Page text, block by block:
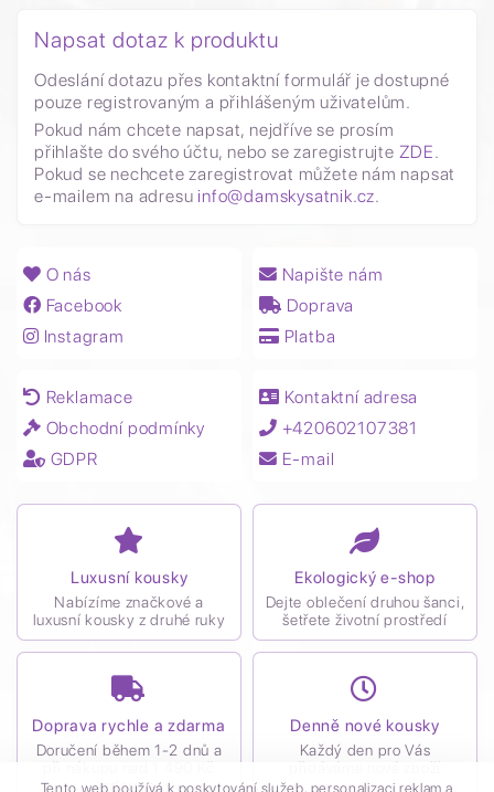
Napsat dotaz k produktu
Odeslání dotazu přes kontaktní formulář je dostupné
pouze registrovaným a přihlášeným uživatelům.
Pokud nám chcete napsat, nejdříve se prosím
přihlašte do svého účtu, nebo se zaregistrujte ZDE.
Pokud se nechcete zaregistrovat můžete nám napsat
e-mailem na adresu info@damskysatnik.cz.
O nás
Facebook
Instagram
Napište nám
Doprava
Platba
Reklamace
Obchodní podmínky
GDPR
Kontaktní adresa
+420602107381
E-mail
Luxusní kousky
Nabízíme značkové a
luxusní kousky z druhé ruky
Ekologický e-shop
Dejte oblečení druhou šanci,
šetřete životní prostředí
Doprava rychle a zdarma
Doručení během 1-2 dnů a
při nákupu nad 1 490 Kč
zdarma
Denně nové kousky
Každý den pro Vás
přidáváme nové zboží
Tento web používá k poskytování služeb, personalizaci reklam a